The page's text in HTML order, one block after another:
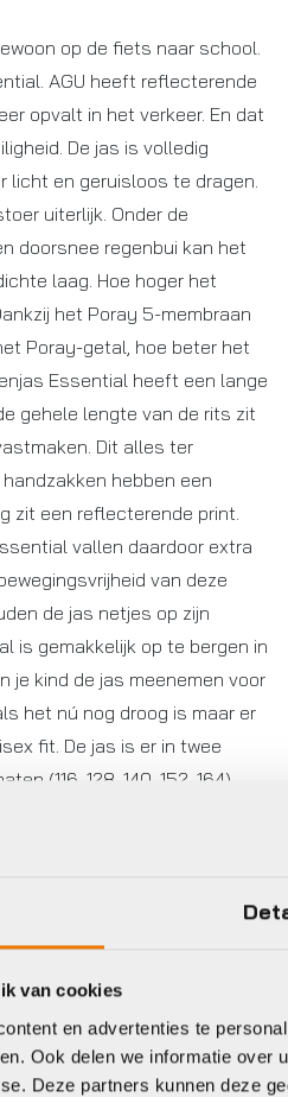
van cookies
en advertenties te
Ook delen we informatie
Deze partners kunnen deze
op de fiets naar school.
AGU heeft reflecterende
opvalt in het verkeer. En dat
De jas is volledig
licht en geruisloos te dragen.
uiterlijk. Onder de
doorsnee regenbui kan het
laag. Hoe hoger het
het Poray 5-membraan
Poray-getal, hoe beter het
Essential heeft een lange
gehele lengte van de rits zit
Dit alles ter
hebben een
zit een reflecterende print.
vallen daardoor extra
van deze
de jas netjes op zijn
is gemakkelijk op te bergen in
je kind de jas meenemen voor
het nú nog droog is maar er
fit. De jas is er in twee
(116, 128, 140, 152, 164).
regent. Hij is gemakkelijk
KINDKLEUTER